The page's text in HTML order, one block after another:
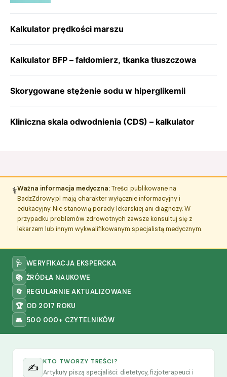
Kalkulator prędkości marszu
Kalkulator BFP – fałdomierz, tkanka tłuszczowa
Skorygowane stężenie sodu w hiperglikemii
Kliniczna skala odwodnienia (CDS) – kalkulator
⚕️Ważna informacja medyczna:Treści publikowane na
BadzZdrowy.pl mają charakter wyłącznie informacyjny i
edukacyjny. Nie stanowią porady lekarskiej ani diagnozy. W
przypadku problemów zdrowotnych zawsze konsultuj się z
lekarzem lub innym wykwalifikowanym specjalistą medycznym.
🩺 WERYFIKACJA EKSPERCKA
📚 ŹRÓDŁA NAUKOWE
🔄 REGULARNIE AKTUALIZOWANE
🏆 OD 2017 ROKU
👥 500 000+ CZYTELNIKÓW
✍️
KTO TWORZY TREŚCI?
Artykuły piszą specjaliści: dietetycy, fizjoterapeuci i